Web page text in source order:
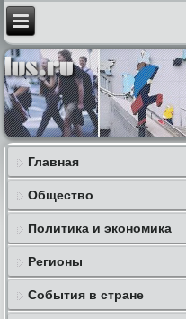
Главная
Общество
Политика и экономика
Регионы
События в стране